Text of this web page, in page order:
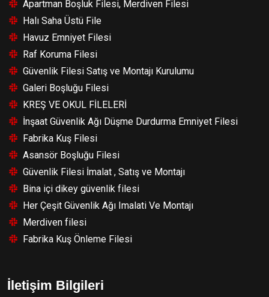
Apartman Boşluk Filesi, Merdiven Filesi
Halı Saha Üstü File
Havuz Emniyet Filesi
Raf Koruma Filesi
Güvenlik Filesi Satış ve Montajı Kurulumu
Galeri Boşluğu Filesi
KREŞ VE OKUL FİLELERİ
İnşaat Güvenlik Ağı Düşme Durdurma Emniyet Filesi
Fabrika Kuş Filesi
Asansör Boşluğu Filesi
Güvenlik Filesi İmalat , Satış ve Montajı
Bina içi dikey güvenlik filesi
Her Çeşit Güvenlik Ağı Imalati Ve Montajı
Merdiven filesi
Fabrika Kuş Önleme Filesi
İletişim Bilgileri